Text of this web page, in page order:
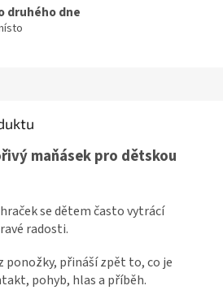
druhého dne
maňásek pro dětskou
se dětem často vytrácí
radosti.
ponožky, přináší zpět to, co je
pohyb, hlas a příběh.